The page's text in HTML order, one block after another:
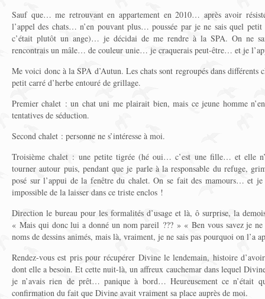
Sauf que… me retrouvant en appartement en 2010… après avoir
l’appel des chats… n’en pouvant plus… poussée par je ne sais quel
c’était plutôt un ange)… je décidai de me rendre à la SPA. On ne
rencontrais un mâle… de couleur unie… je craquerais peut-être… et je
Me voici donc à la SPA d’Autun. Les chats sont regroupés dans différents
petit carré d’herbe entouré de grillage.
Premier chalet : un chat uni me plairait bien, mais ce jeune homme
tentatives de séduction.
Second chalet : personne ne s’intéresse à moi.
Troisième chalet : une petite tigrée (hé oui… c’est une fille… et elle
tourner autour puis, pendant que je parle à la responsable du refuge,
posé sur l’appui de la fenêtre du chalet. On se fait des mamours… et
impossible de la laisser dans ce triste enclos !
Direction le bureau pour les formalités d’usage et là, ô surprise, la
« Mais qui donc lui a donné un nom pareil ??? » « Ben vous savez je ne
noms de dessins animés, mais là, vraiment, je ne sais pas pourquoi on l’a
Rendez-vous est pris pour récupérer Divine le lendemain, histoire
dont elle a besoin. Et cette nuit-là, un affreux cauchemar dans lequel
je n’avais rien de prêt… panique à bord… Heureusement ce n’était
confirmation du fait que Divine avait vraiment sa place auprès de moi.